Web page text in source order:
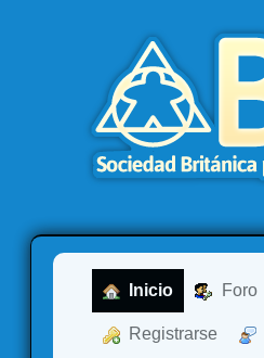
Inicio Foro
Registrarse